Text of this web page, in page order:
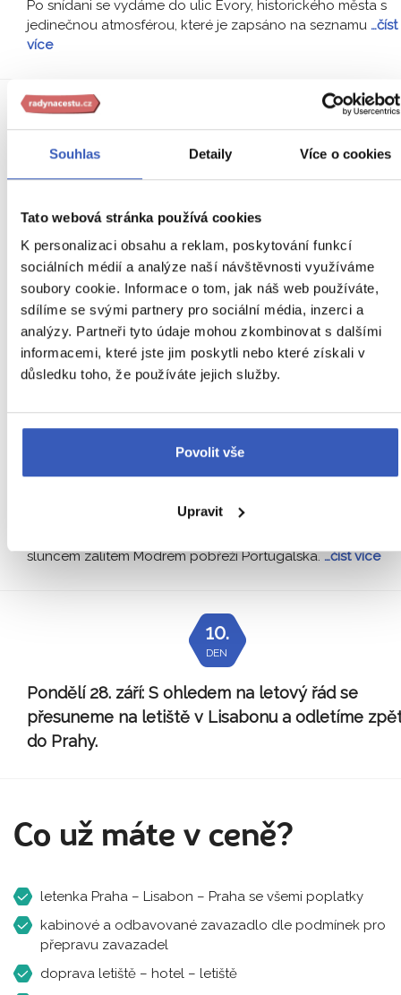
Souhlas Detaily Více o cookies
Tato webová stránka používá cookies
K personalizaci obsahu a reklam, poskytování funkcí
sociálních médií a analýze naší návštěvnosti využíváme
soubory cookie. Informace o tom, jak náš web používáte,
sdílíme se svými partnery pro sociální média, inzerci a
analýzy. Partneři tyto údaje mohou zkombinovat s dalšími
informacemi, které jste jim poskytli nebo které získali v
důsledku toho, že používáte jejich služby.
Povolit vše
Upravit
Po snídani se vydáme do ulic Évory, historického města s
jedinečnou atmosférou, které je zapsáno na seznamu …číst
více
Neděle 27. září:Dnes objevíme kouzlo Setúbalu,
města s rybářskou duší. Dopřejeme si také
ochutnávku v ikonickém vinařství José Maria da
sluncem zalitém Modrém pobřeží Portugalska. …číst více
10.
DEN
Pondělí 28. září: S ohledem na letový řád se
přesuneme na letiště v Lisabonu a odletíme
do Prahy.
Co už máte v ceně?
letenka Praha – Lisabon – Praha se všemi poplatky
kabinové a odbavované zavazadlo dle podmínek pro
přepravu zavazadel
doprava letiště – hotel – letiště